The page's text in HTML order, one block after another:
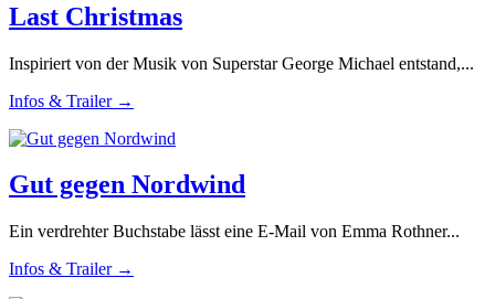
Last Christmas
Inspiriert von der Musik von Superstar George Michael entstand,...
Infos & Trailer →
Gut gegen Nordwind
Ein verdrehter Buchstabe lässt eine E-Mail von Emma Rothner...
Infos & Trailer →